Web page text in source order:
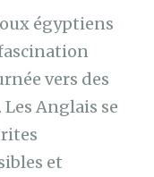
égyptiens
vers des
Anglais se
et